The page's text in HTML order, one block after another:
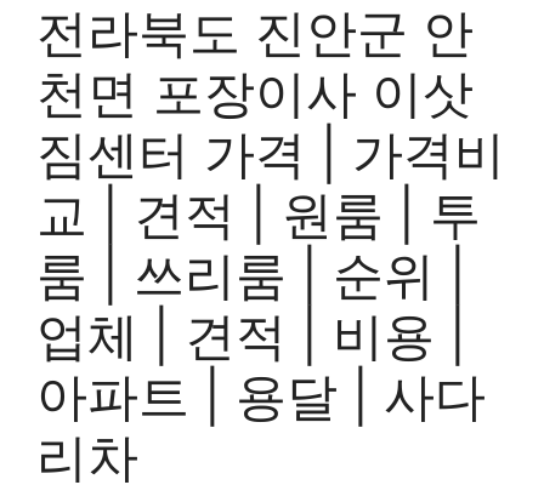
전라북도 진안군 안
천면 포장이사 이삿
짐센터 가격 | 가격비
교 | 견적 | 원룸 | 투
룸 | 쓰리룸 | 순위 |
업체 | 견적 | 비용 |
아파트 | 용달 | 사다
리차